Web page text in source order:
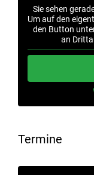
Sie sehen
Um auf den
den Button
an
Termine